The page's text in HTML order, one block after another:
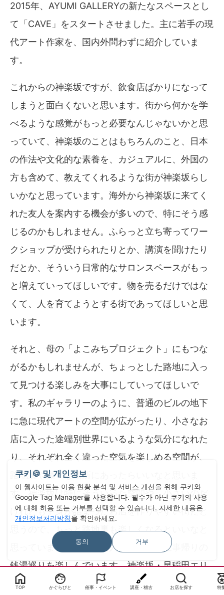
2015年、AYUMI GALLERYの新たなスペースとし
て「CAVE」をスタートさせました。主に若手の現
代アート作家を、国内外問わずに紹介していま
す。
これからの神楽坂ですが、飲食店ばかりになって
しまうと面白くないと思います。街から何かを学
べるような感覚がもっと必要なんじゃないかと思
っていて、神楽坂のことはもちろんのこと、日本
の作法や文化的な素養を、カジュアルに、外国の
方も含めて、教えてくれるような街が神楽坂らし
いかなと思っています。海外から神楽坂に来てく
れた友人を案内する機会が多いので、特にそう感
じるのかもしれません。ふらっと立ち寄ってワー
クショップが受けられたりとか、講演を聞けたり
だとか、そういう日常的なサロンスペースがもっ
と増えていってほしいです。物を売るだけではな
くて、人を育てようとする街であってほしいと思
います。
それと、母の「よこみちプロジェクト」にもつな
がるかもしれませんが、ちょっとした路地に入っ
て見つける楽しみを大事にしていってほしいで
す。私のギャラリーのように、普通のビルの地下
に急に現代アートの空間が広がったり、小さなお
店に入った途端別世界にいるような気分になれた
り、それぞれ全く違った空気を楽しめる空間が、
路地裏や様々な場所にあったらいいなと思いま
す。神楽坂は特にそういった空間や、小さいのだ
けれども中身が詰まったお店を作りやすい街だと
思うので、もっと路地裏も楽しくなるといいなと
思っています。そして個人的には今、仕事帰りの
銭湯巡りを楽しんでいます。神楽坂・早稲田エリ
アにはまだ数々の銭湯が残っていて、手ぶらで行
TOP かぐらびと 催事・イベント 講座・稽古 お店を探す 特
쿠키🍪 및 개인정보
이 웹사이트는 이용 현황 분석 및 서비스 개선을 위해 쿠키와
Google Tag Manager를 사용합니다. 필수가 아닌 쿠키의 사용
에 대해 허용 또는 거부를 선택할 수 있습니다. 자세한 내용은
개인정보처리방침을 확인하세요.
동의 거부